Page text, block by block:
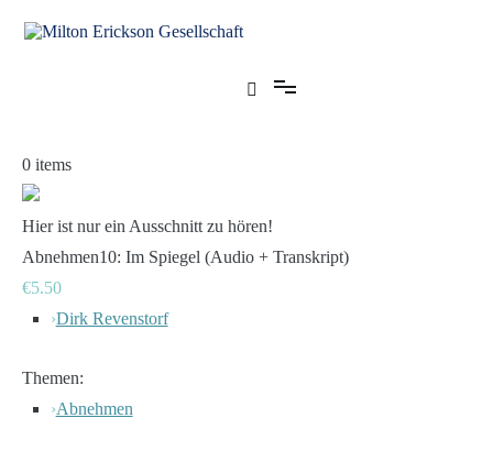
Inhalt
0 items
Hier ist nur ein Ausschnitt zu hören!
Abnehmen10: Im Spiegel (Audio + Transkript)
€5.50
›Dirk Revenstorf
Themen:
›Abnehmen